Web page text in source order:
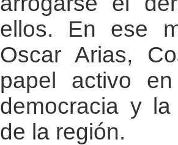
ellos. En ese
Oscar Arias,
papel activo
democracia y
de la región.